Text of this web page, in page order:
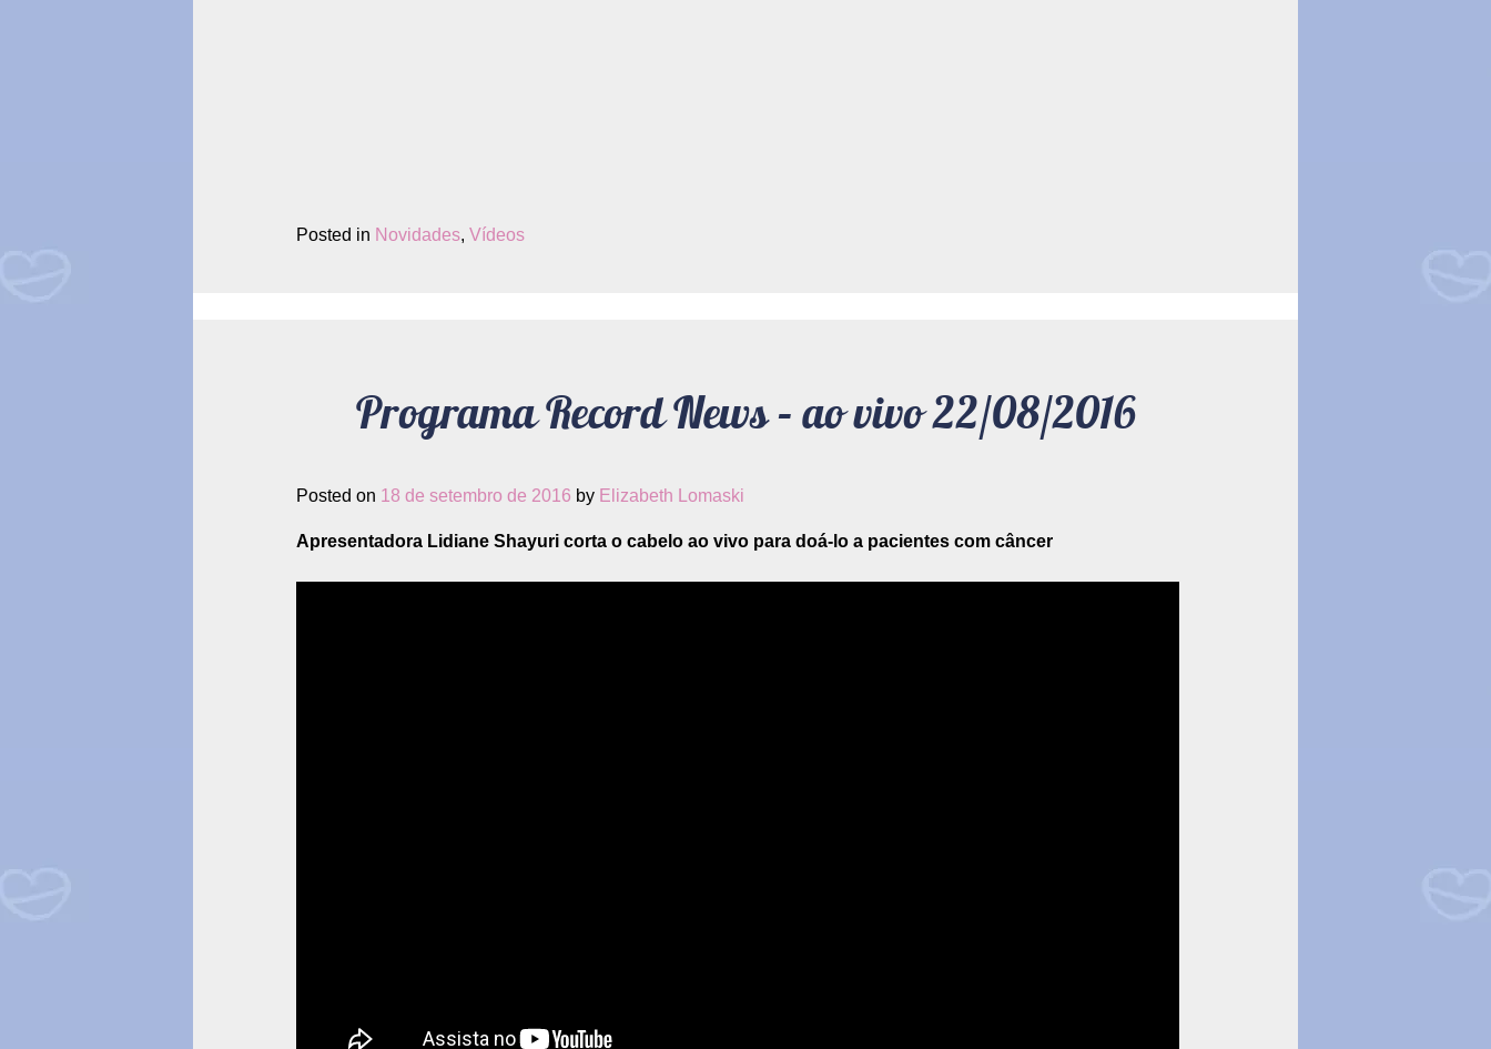
Posted in Novidades, Vídeos
Programa Record News – ao vivo 22/08/2016
Posted on 18 de setembro de 2016 by Elizabeth Lomaski
Apresentadora Lidiane Shayuri corta o cabelo ao vivo para doá-lo a pacientes com câncer